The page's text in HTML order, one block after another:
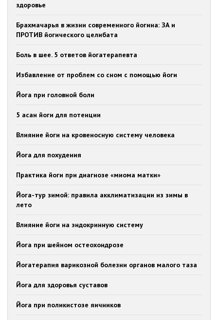
здоровье
Брахмачарья в жизни современного йогина: ЗА и
ПРОТИВ йогического целибата
Боль в шее. 5 ответов йогатерапевта
Избавление от проблем со сном с помощью йоги
Йога при головной боли
5 асан йоги для потенции
Влияние йоги на кровеносную систему человека
Йога для похудения
Практика йоги при диагнозе «миома матки»
Йога-тур зимой: правила акклиматизации из зимы в
лето
Влияние йоги на эндокринную систему
Йога при шейном остеохондрозе
Йогатерапия варикозной болезни органов малого таза
Йога для здоровья суставов
Йога при поликистозе яичников